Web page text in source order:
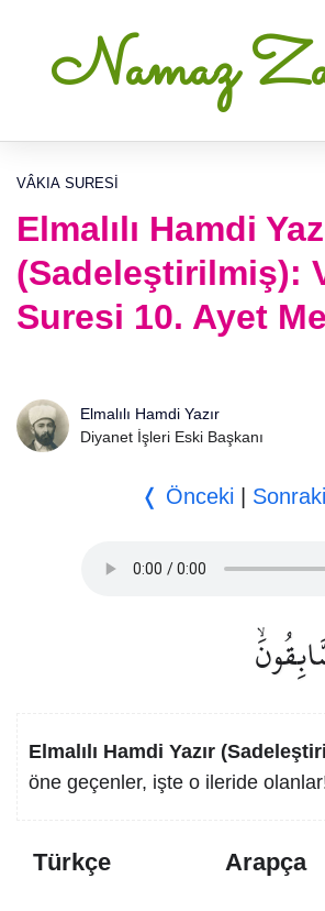
Namaz
VÂKIA SURESI
Elmalılı Hamdi
(Sadeleştirilmiş):
Suresi 10. Ayet
Elmalılı Hamdi Yazır
Diyanet İşleri Eski Başkanı
❬ Önceki
Elmalılı Hamdi Yazır
öne geçenler, işte o ileride
Türkçe Arapça